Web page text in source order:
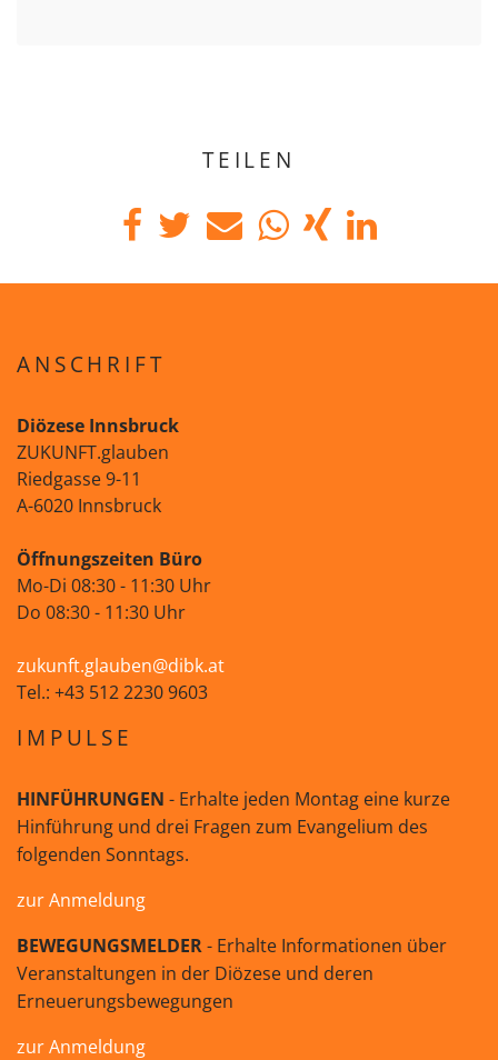
TEILEN
ANSCHRIFT
Diözese Innsbruck
ZUKUNFT.glauben
Riedgasse 9-11
A-6020 Innsbruck
Öffnungszeiten Büro
Mo-Di 08:30 - 11:30 Uhr
Do 08:30 - 11:30 Uhr
zukunft.glauben@dibk.at
Tel.: +43 512 2230 9603
IMPULSE
HINFÜHRUNGEN - Erhalte jeden Montag eine kurze
Hinführung und drei Fragen zum Evangelium des
folgenden Sonntags.
zur Anmeldung
BEWEGUNGSMELDER- Erhalte Informationen über
Veranstaltungen in der Diözese und deren
Erneuerungsbewegungen
zur Anmeldung